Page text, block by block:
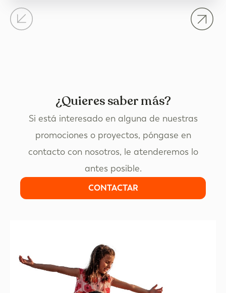
espacios abiertos y de una vida más tranquila,
donde cada…
¿Quieres saber más?
Si está interesado en alguna de nuestras
promociones o proyectos, póngase en
contacto con nosotros, le atenderemos lo
antes posible.
CONTACTAR